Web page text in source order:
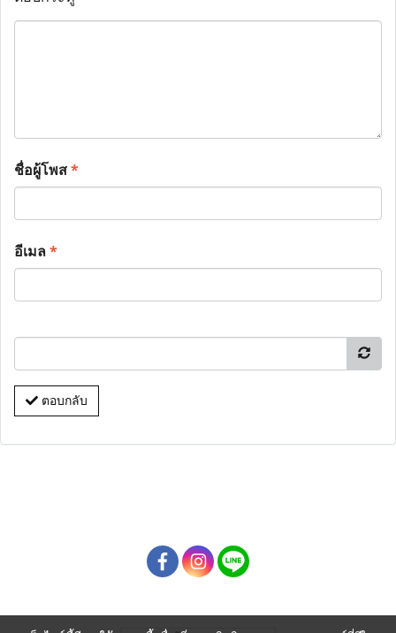
ชื่อผู้โพส*
อีเมล*
ตอบกลับ